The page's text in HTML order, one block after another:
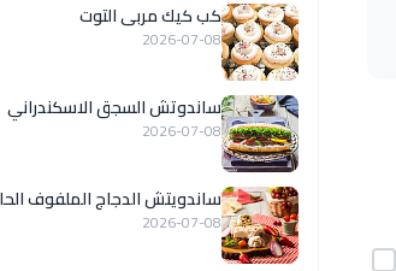
كب كيك مربى التوت
2026-07-08
ساندوتش السجق الاسكندراني
2026-07-08
ساندويتش الدجاج الملفوف
2026-07-08